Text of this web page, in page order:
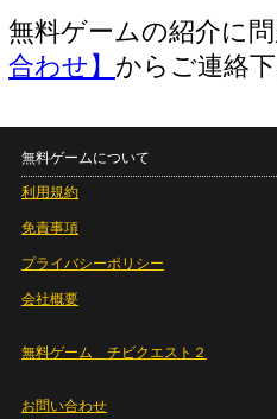
無料ゲームの紹介に
合わせ】 からご連絡下
無料ゲームについて
利用規約
免責事項
プライバシーポリシー
会社概要
無料ゲーム チビクエスト２
お問い合わせ